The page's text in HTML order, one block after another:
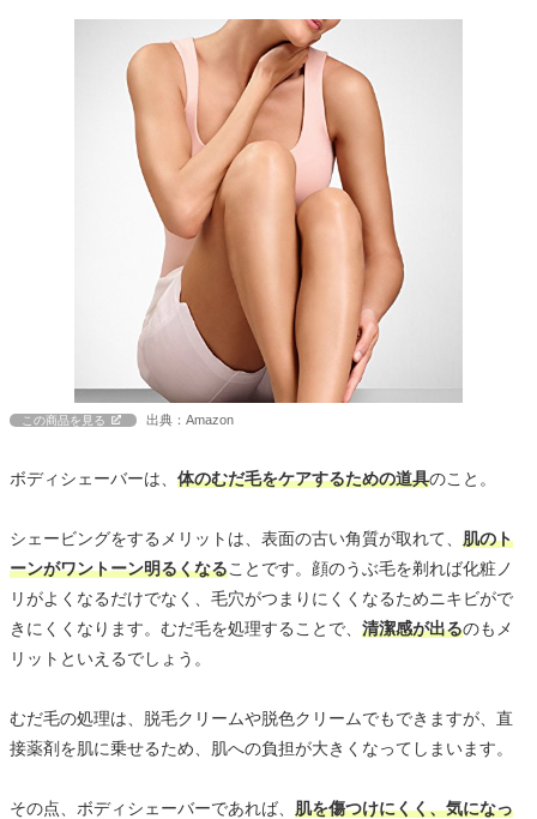
この商品を見る 出典：Amazon
ボディシェーバーは、 体のむだ毛をケアするための道具のこと。
シェービングをするメリットは、表面の古い角質が取れて、 肌のト
ーンがワントーン明るくなることです。顔のうぶ毛を剃れば化粧ノ
リがよくなるだけでなく、毛穴がつまりにくくなるためニキビがで
きにくくなります。むだ毛を処理することで、 清潔感が出るのもメ
リットといえるでしょう。
むだ毛の処理は、脱毛クリームや脱色クリームでもできますが、直
接薬剤を肌に乗せるため、肌への負担が大きくなってしまいます。
その点、ボディシェーバーであれば、 肌を傷つけにくく、気になっ